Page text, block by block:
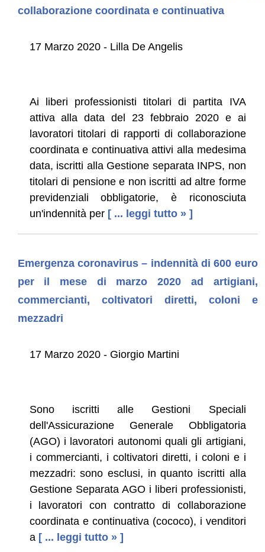
collaborazione coordinata e continuativa
17 Marzo 2020 - Lilla De Angelis
Ai liberi professionisti titolari di partita IVA
attiva alla data del 23 febbraio 2020 e ai
lavoratori titolari di rapporti di collaborazione
coordinata e continuativa attivi alla medesima
data, iscritti alla Gestione separata INPS, non
titolari di pensione e non iscritti ad altre forme
previdenziali obbligatorie, è riconosciuta
un'indennità per [ ... leggi tutto » ]
Emergenza coronavirus – indennità di 600 euro
per il mese di marzo 2020 ad artigiani,
commercianti, coltivatori diretti, coloni e
mezzadri
17 Marzo 2020 - Giorgio Martini
Sono iscritti alle Gestioni Speciali
dell'Assicurazione Generale Obbligatoria
(AGO) i lavoratori autonomi quali gli artigiani,
i commercianti, i coltivatori diretti, i coloni e i
mezzadri: sono esclusi, in quanto iscritti alla
Gestione Separata AGO i liberi professionisti,
i lavoratori con contratto di collaborazione
coordinata e continuativa (cococo), i venditori
a [ ... leggi tutto » ]